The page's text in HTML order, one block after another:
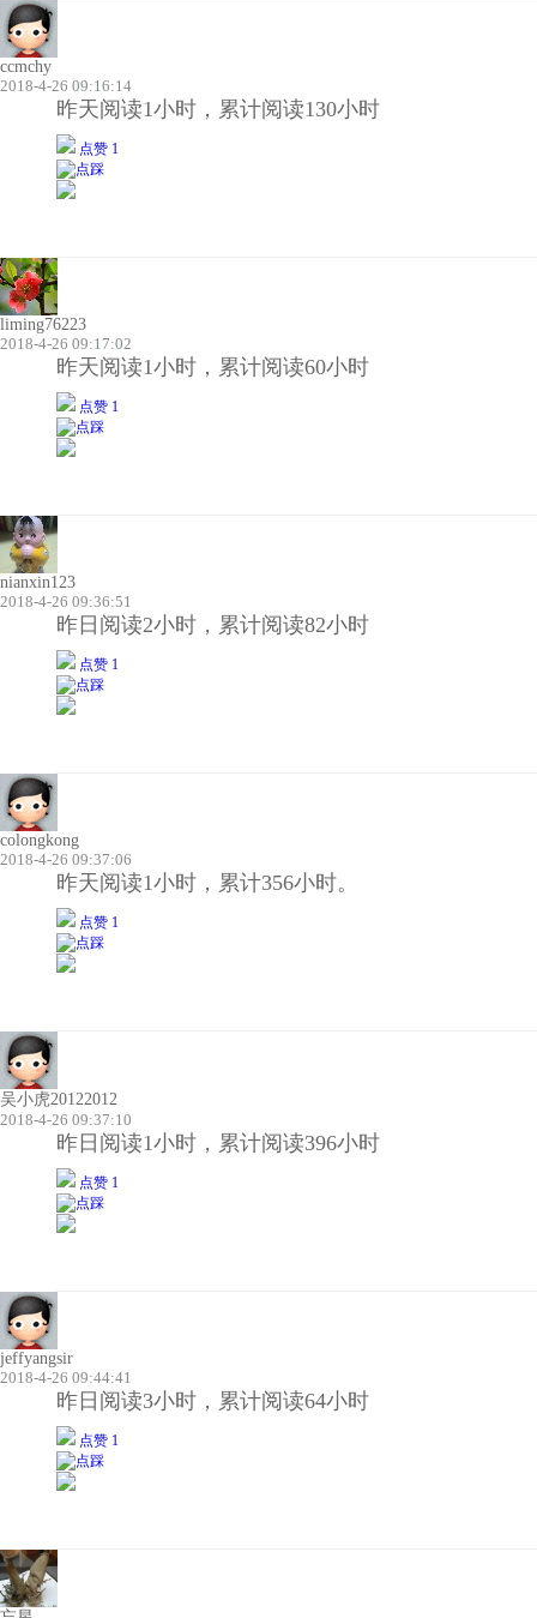
ccmchy
2018-4-26 09:16:14
昨天阅读1小时，累计阅读130小时
点赞 1
liming76223
2018-4-26 09:17:02
昨天阅读1小时，累计阅读60小时
点赞 1
nianxin123
2018-4-26 09:36:51
昨日阅读2小时，累计阅读82小时
点赞 1
colongkong
2018-4-26 09:37:06
昨天阅读1小时，累计356小时。
点赞 1
吴小虎20122012
2018-4-26 09:37:10
昨日阅读1小时，累计阅读396小时
点赞 1
jeffyangsir
2018-4-26 09:44:41
昨日阅读3小时，累计阅读64小时
点赞 1